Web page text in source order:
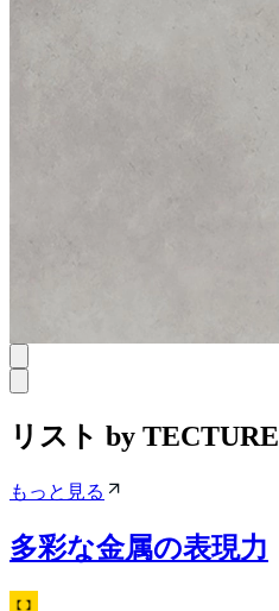
リスト by TECTURE
もっと見る
多彩な金属の表現力